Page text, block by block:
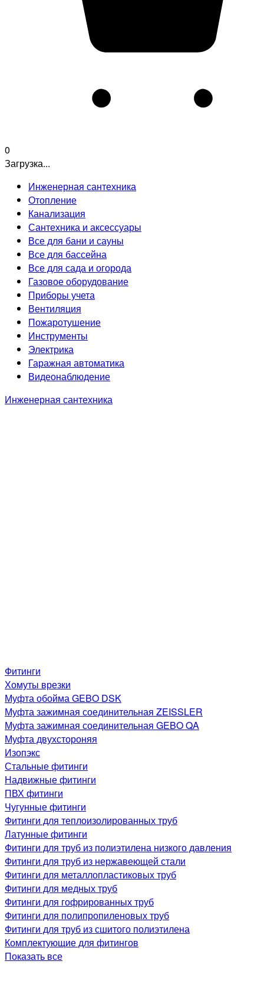
0
Загрузка...
Инженерная сантехника
Отопление
Канализация
Сантехника и аксессуары
Все для бани и сауны
Все для бассейна
Все для сада и огорода
Газовое оборудование
Приборы учета
Вентиляция
Пожаротушение
Инструменты
Электрика
Гаражная автоматика
Видеонаблюдение
Инженерная сантехника
Фитинги
Хомуты врезки
Муфта обойма GEBO DSK
Муфта зажимная соединительная ZEISSLER
Муфта зажимная соединительная GEBO QA
Муфта двухстороняя
Изопэкс
Стальные фитинги
Надвижные фитинги
ПВХ фитинги
Чугунные фитинги
Фитинги для теплоизолированных труб
Латунные фитинги
Фитинги для труб из полиэтилена низкого давления
Фитинги для труб из нержавеющей стали
Фитинги для металлопластиковых труб
Фитинги для медных труб
Фитинги для гофрированных труб
Фитинги для полипропиленовых труб
Фитинги для труб из сшитого полиэтилена
Комплектующие для фитингов
Показать все